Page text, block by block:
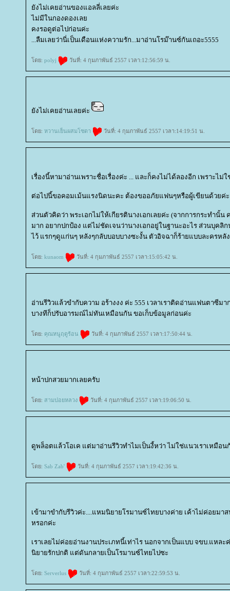
ังไม่เคยอ่านของแอลลี่เลยค่ะ
ไม่มีในกองดองเล
คงรอดูต่อไปก่อนค่ะ
...ลืมเลยว่านี่เป็นเดือนแห่งความรัก...มาอ่านโรม๊านซ์กันเถอะ5555
ดย: polyj วันที่: 4 กุมภาพันธ์ 2557 เวลา:12:56:59 น.
ังไม่เคยอ่านเลยค่ะ
ดย: หวานเย็นผสมโซดา วันที่: 4 กุมภาพันธ์ 2557 เวลา:14:19:51 น.
เรื่องนี้หามาอ่านเพราะชื่อเรื่องค่ะ ... และก็คงไม่ได้ลองอีก เพราะไม่
ต่อไปนี้ขอคอมเม้นแรงนิดนะคะ ต้องขออภัยแฟนๆหรือผู้เขียนด้วยค่ะ
ส่วนตัวคิดว่า พระเอกไม่ให้เกียรตินางเอกเลยค่ะ (จากการกระทำนั้น
มาก อยากปกป้อง แต่ไม่ชัดเจนว่านางเอกอยู่ในฐานะอะไร ส่วนบุคลิ
ไว้ แรกๆดูแก่นๆ หลังๆกลับบอบบางซะงั้น ตัวอิจฉาก็ร้ายแบบละครหลั
ดย: kunaom วันที่: 4 กุมภาพันธ์ 2557 เวลา:15:05:42 น.
อ่านรีวิวแล้วขำกับความ อร้างงง ค่ะ 555 เวลาเราติดอ่านแฟนตาซีม
บางทีก็ปรับอารมณ์ไม่ทันเหมือนกัน ขอเก็บข้อมูลก่อนค่ะ
ดย: คุณหนูฤดูร้อน วันที่: 4 กุมภาพันธ์ 2557 เวลา:17:50:44 น.
หน้าปกสวยมากเลยครับ
ดย: สามปอยหลวง วันที่: 4 กุมภาพันธ์ 2557 เวลา:19:06:50 น.
ดูพล็อตแล้วโอเค แต่มาอ่านรีวิวทำไมเป็นงี้หว่า ไม่ใช่แนวเราเหมือน
ดย: Sab Zab' วันที่: 4 กุมภาพันธ์ 2557 เวลา:19:42:36 น.
เข้ามาขำกับรีวิวค่ะ....แหมนิยายโรมานซ์ไทยบางค่าย เค้าไม่ค่อยมา
หรอกค่ะ
เราเลยไม่ค่อยอ่านงานประเภทนี้เท่าไร นอกจากเป็นแบบ จขบ.แหละ
นิยายรักปกติ แต่ดันกลายเป็นโรมานซ์ไทยไปซะ
ดย: Serverlus วันที่: 4 กุมภาพันธ์ 2557 เวลา:22:59:53 น.